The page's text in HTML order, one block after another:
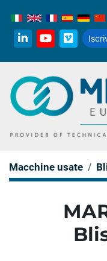
linkedinyoutube
vimeo
Macchine usate